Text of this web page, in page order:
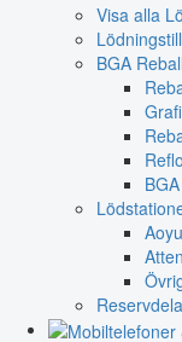
Visa alla
BGA